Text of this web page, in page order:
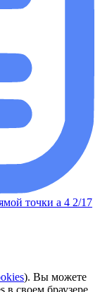
точки а 4 2/17
). Вы можете
в своем браузере.